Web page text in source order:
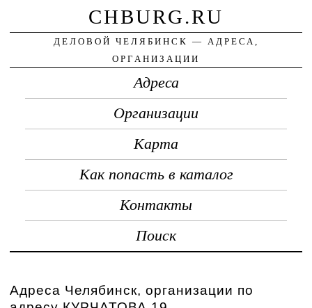
CHBURG.RU
ДЕЛОВОЙ ЧЕЛЯБИНСК — АДРЕСА,
ОРГАНИЗАЦИИ
Адреса
Организации
Карта
Как попасть в каталог
Контакты
Поиск
Адреса Челябинск, организации по